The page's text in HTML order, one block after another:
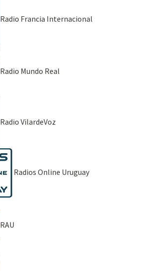
Radio Francia Internacional
Radio Mundo Real
Radio VilardeVoz
Radios Online Uruguay
RAU